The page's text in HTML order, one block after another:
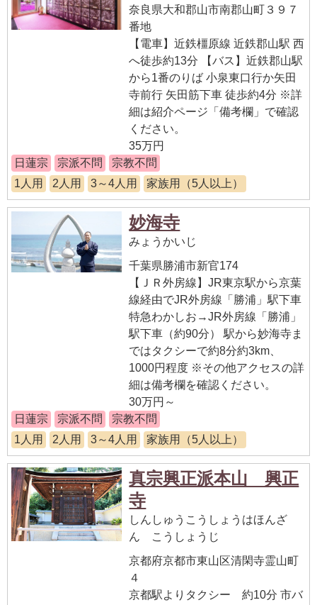
奈良県大和郡山市南郡山町３９７
番地
【電車】近鉄橿原線 近鉄郡山駅 西
へ徒歩約13分 【バス】近鉄郡山駅
から1番のりば 小泉東口行か矢田
寺前行 矢田筋下車 徒歩約4分 ※詳
細は紹介ページ「備考欄」で確認
ください。
35万円
日蓮宗
宗派不問
宗教不問
1人用
2人用 3～4人用 家族用（5人以上）
妙海寺
みょうかいじ
千葉県勝浦市新官174
【ＪＲ外房線】JR東京駅から京葉
線経由でJR外房線「勝浦」駅下車
特急わかしお→JR外房線「勝浦」
駅下車（約90分） 駅から妙海寺ま
ではタクシーで約8分約3km、
1000円程度 ※その他アクセスの詳
細は備考欄を確認ください。
30万円～
日蓮宗
宗派不問
宗教不問
1人用
2人用 3～4人用 家族用（5人以上）
真宗興正派本山 興正
寺
しんしゅうこうしょうはほんざ
ん こうしょうじ
京都府京都市東山区清閑寺霊山町
４
京都駅よりタクシー 約10分 市バ